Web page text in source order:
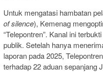
Untuk mengatasi hambatan
of silence), Kemenag
“Telepontren”. Kanal ini
publik. Setelah hanya
laporan pada 2025,
terhadap 22 aduan sepanjang